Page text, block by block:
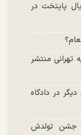
پایتخت در
تهرانی منتشر
در دادگاه
جشن تولدش